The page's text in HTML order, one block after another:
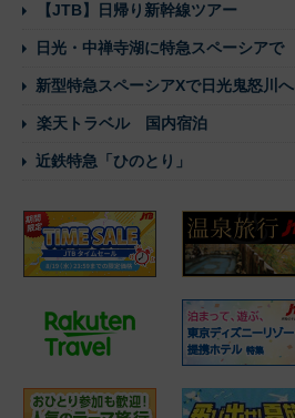
【JTB】日帰り新幹線ツアー
日光・中禅寺湖に特急スペーシアで
新型特急スペーシアXで日光鬼怒川へ
楽天トラベル 国内宿泊
近鉄特急「ひのとり」